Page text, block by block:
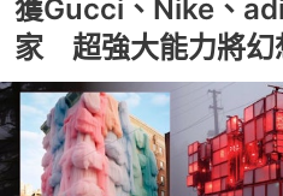
獲Gucci、Nike、
家 超強大能力將幻